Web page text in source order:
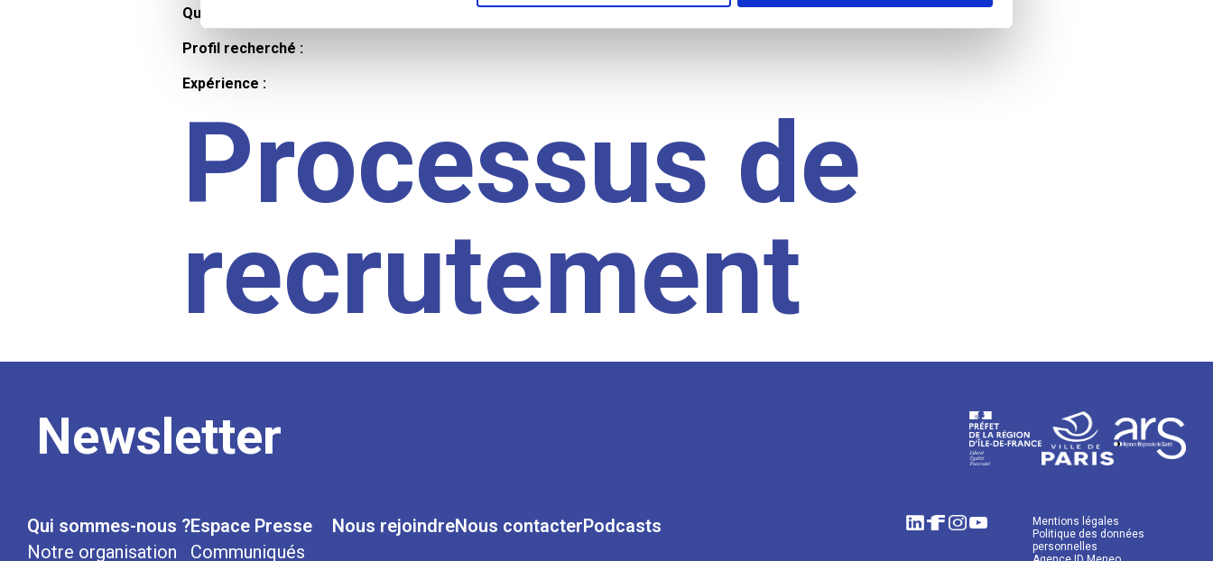
Qualifications et diplômes :
Profil recherché :
Expérience :
Processus de
recrutement
Newsletter
Qui sommes-nous ?
Notre organisation
Espace Presse
Communiqués
Nous rejoindreNous contacterPodcasts
Mentions légales
Politique des données
personnelles